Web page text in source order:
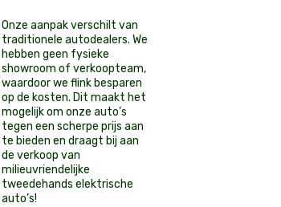
Onze aanpak verschilt van
traditionele autodealers. We
hebben geen fysieke
showroom of verkoopteam,
waardoor we flink besparen
op de kosten. Dit maakt het
mogelijk om onze auto’s
tegen een scherpe prijs aan
te bieden en draagt bij aan
de verkoop van
milieuvriendelijke
tweedehands elektrische
auto’s!